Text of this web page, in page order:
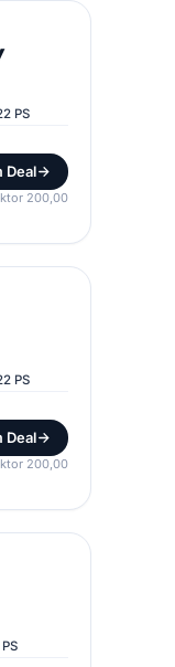
PS
Deal
200,00
PS
Deal
200,00